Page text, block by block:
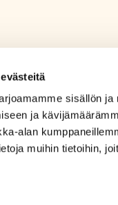
sisällön
ja
alan
muihin tietoihin,